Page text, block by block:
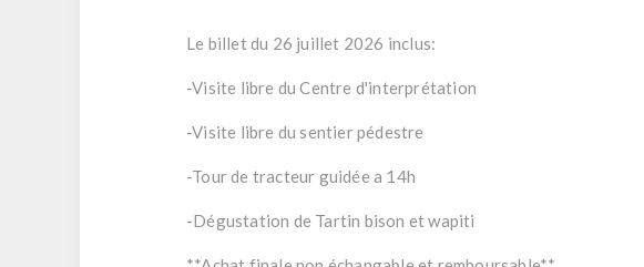
Le billet du 26 juillet 2026 inclus:
-Visite libre du Centre d'interprétation
-Visite libre du sentier pédestre
-Tour de tracteur guidée a 14h
-Dégustation de Tartin bison et wapiti